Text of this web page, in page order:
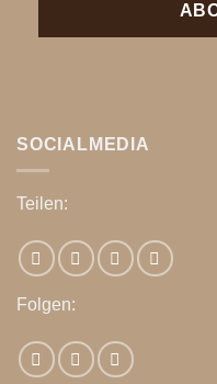
SOCIALMEDIA
Teilen:
Folgen: